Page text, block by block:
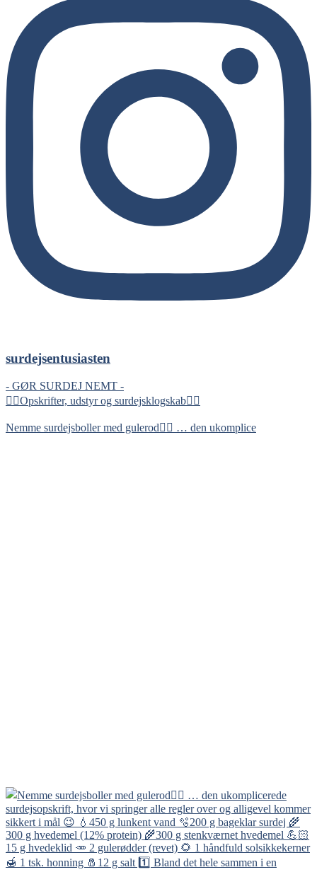
surdejsentusiasten
- GØR SURDEJ NEMT -
👇🏻Opskrifter, udstyr og surdejsklogskab👇🏻
Nemme surdejsboller med gulerod👇🏻 … den ukomplice